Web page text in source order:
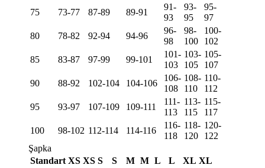
75
73-77 87-89 89-91
91-
93
93-
95
95-
97
80
78-82 92-94 94-96
96-
98
98-
100
100-
102
85
83-87 97-99 99-101
101-
103
103-
105
105-
107
90
88-92 102-104 104-106
106-
108
108-
110
110-
112
95
93-97 107-109 109-111
111-
113
113-
115
115-
117
100
98-102 112-114 114-116
116-
118
118-
120
120-
122
Şapka
Standart XS XS S S M M L L XL XL